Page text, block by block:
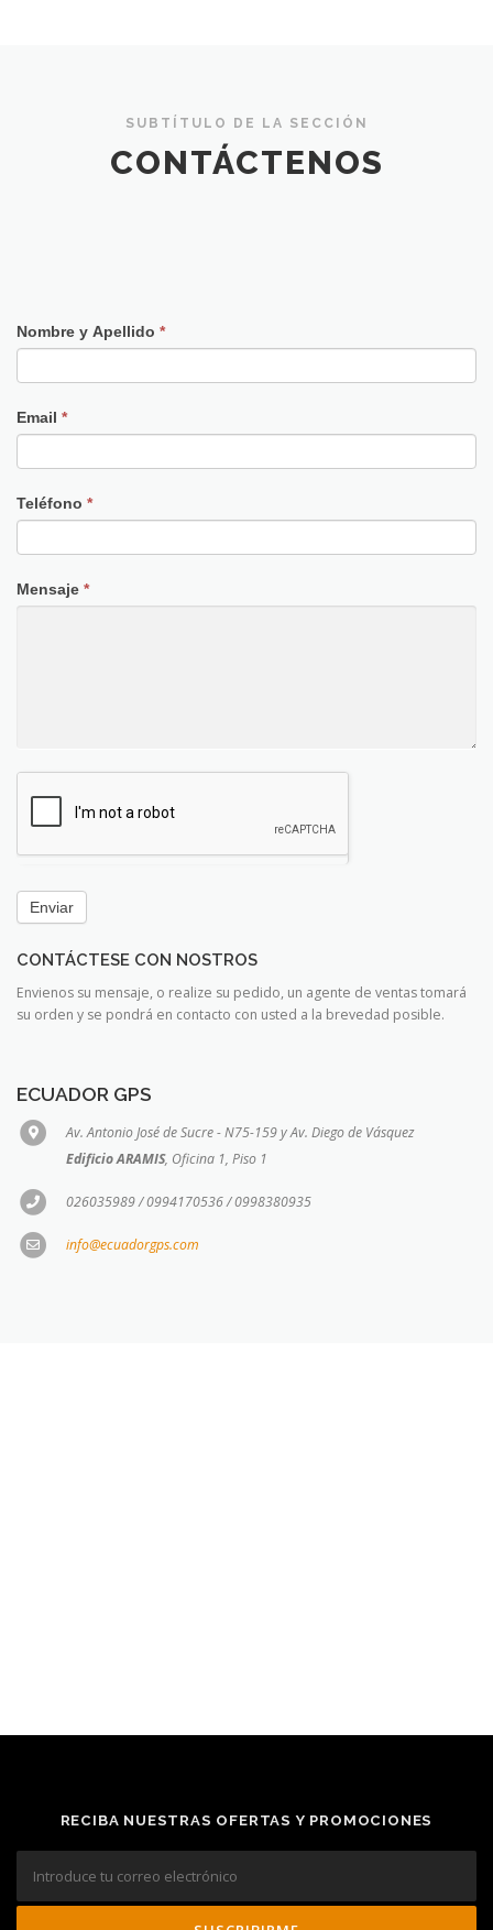
SUBTÍTULO DE LA SECCIÓN
CONTÁCTENOS
Nombre y Apellido *
Email *
Teléfono *
Mensaje *
Enviar
CONTÁCTESE CON NOSTROS
Envienos su mensaje, o realize su pedido, un agente de ventas tomará
su orden y se pondrá en contacto con usted a la brevedad posible.
ECUADOR GPS
Av. Antonio José de Sucre - N75-159 y Av. Diego de Vásquez
Edificio ARAMIS, Oficina 1, Piso 1
026035989 / 0994170536 / 0998380935
info@ecuadorgps.com
RECIBA NUESTRAS OFERTAS Y PROMOCIONES